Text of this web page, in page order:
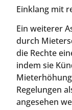
Einklang mit
Ein weiterer
durch
die Rechte
indem sie
Regelungen
angesehen